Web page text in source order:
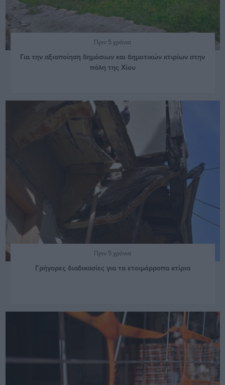
Πριν 5 χρόνια
Για την αξιοποίηση δημόσιων και δημοτικών κτιρίων στην
πόλη της Χίου
Πριν 5 χρόνια
Γρήγορες διαδικασίες για τα ετοιμόρροπα κτίρια